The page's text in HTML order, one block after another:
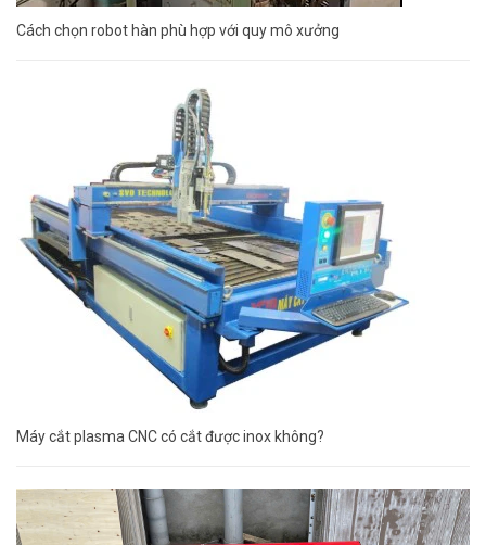
Cách chọn robot hàn phù hợp với quy mô xưởng
Máy cắt plasma CNC có cắt được inox không?